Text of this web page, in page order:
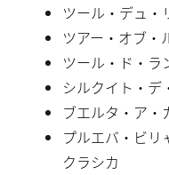
ツール・デュ・
ツアー・オブ・
ツール・ド・ラ
シルクイト・デ
ブエルタ・ア・
プルエバ・ビリ
クラシカ